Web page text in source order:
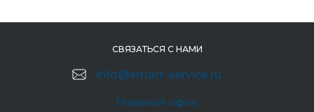
СВЯЗАТЬСЯ С НАМИ
info@smart-service.ru
Главный офис